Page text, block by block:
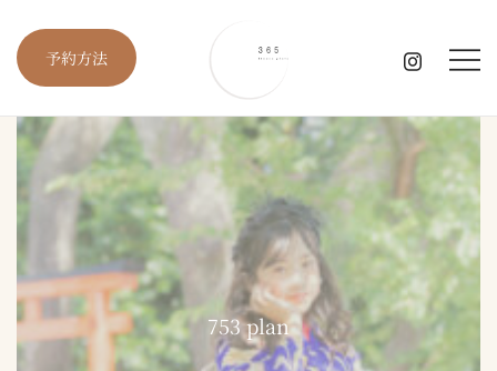
予約方法
365 kimono photo
愛知・岐阜・三重の出張撮影
753 plan